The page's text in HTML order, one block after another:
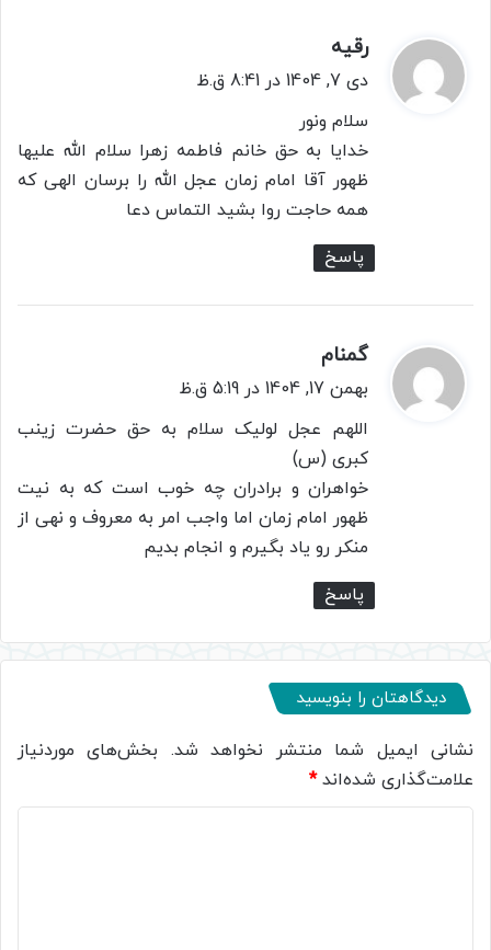
رقیه
ف
دی 7, 1404 در 8:41 ق.ظ
سلام ونور
خدایا به حق خانم فاطمه زهرا سلام الله علیها
ظهور آقا امام زمان عجل الله‌ را برسان الهی که
همه حاجت روا بشید التماس دعا
پاسخ
گمنام
ف بهمن 17, 1404 در 5:19 ق.ظ
اللهم عجل لولیک سلام به حق حضرت زینب
کبری (س)
خواهران و برادران چه خوب است که به نیت
ظهور امام زمان اما واجب امر به معروف و نهی از
منکر رو یاد بگیرم و انجام بدیم
پاسخ
دیدگاهتان را بنویسید
نشانی ایمیل شما منتشر نخواهد شد. بخش‌های موردنیاز
علامت‌گذاری شده‌اند*